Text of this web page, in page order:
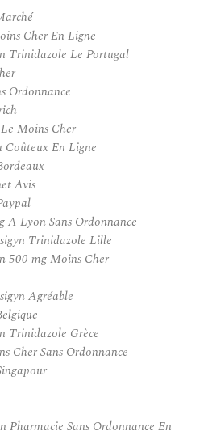
Cher En Ligne
Trinidazole Le Portugal
Ordonnance
Moins Cher
Coûteux En Ligne
Avis
A Lyon Sans Ordonnance
Trinidazole Lille
500 mg Moins Cher
Agréable
Trinidazole Grèce
Cher Sans Ordonnance
Pharmacie Sans Ordonnance En